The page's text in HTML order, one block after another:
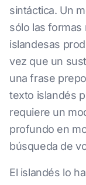
sintáctica. Un
sólo las formas
islandesas
vez que un
una frase
texto islandés
requiere un
profundo en
búsqueda de
El islandés lo